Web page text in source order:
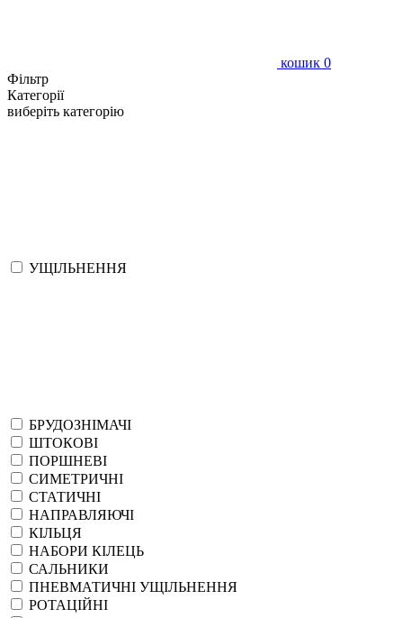
кошик 0
Фільтр
Категорії
виберіть категорію
УЩІЛЬНЕННЯ
БРУДОЗНІМАЧІ
ШТОКОВІ
ПОРШНЕВІ
СИМЕТРИЧНІ
СТАТИЧНІ
НАПРАВЛЯЮЧІ
КІЛЬЦЯ
НАБОРИ КІЛЕЦЬ
САЛЬНИКИ
ПНЕВМАТИЧНІ УЩІЛЬНЕННЯ
РОТАЦІЙНІ